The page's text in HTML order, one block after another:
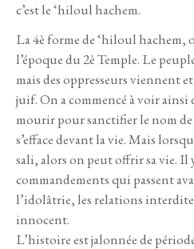
c’est le ‘hiloul hachem.
La 4è forme de ‘hiloul hachem,
l’époque du 2è Temple. Le
mais des oppresseurs viennent
juif. On a commencé à voir ainsi
mourir pour sanctifier le nom
s’efface devant la vie. Mais
sali, alors on peut offrir sa vie. Il
commandements qui passent
l’idolâtrie, les relations
innocent.
L’histoire est jalonnée de